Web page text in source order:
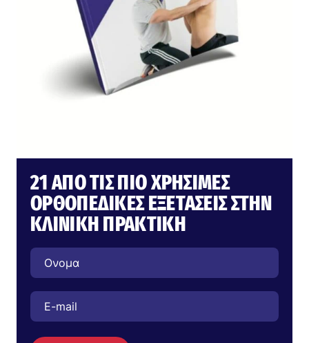
21 ΑΠΌ ΤΙΣ ΠΙΟ ΧΡΉΣΙΜΕΣ
ΟΡΘΟΠΕΔΙΚΈΣ ΕΞΕΤΆΣΕΙΣ ΣΤΗΝ
ΚΛΙΝΙΚΉ ΠΡΑΚΤΙΚΉ